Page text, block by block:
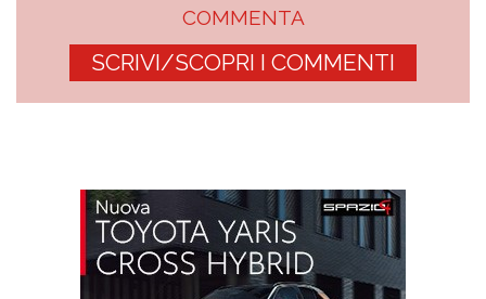
COMMENTA
SCRIVI/SCOPRI I COMMENTI